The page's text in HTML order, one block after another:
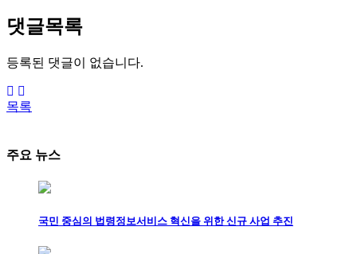
댓글목록
등록된 댓글이 없습니다.
목록
주요 뉴스
국민 중심의 법령정보서비스 혁신을 위한 신규 사업 추진